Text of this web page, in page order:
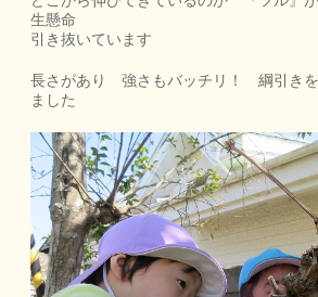
生懸命
引き抜いています
長さがあり 強さもバッチリ！ 綱引きを
ました